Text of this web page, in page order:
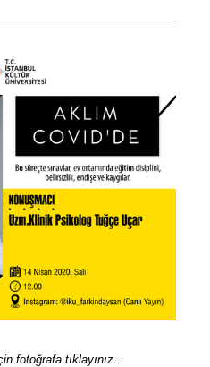
fotoğrafa tıklayınız...